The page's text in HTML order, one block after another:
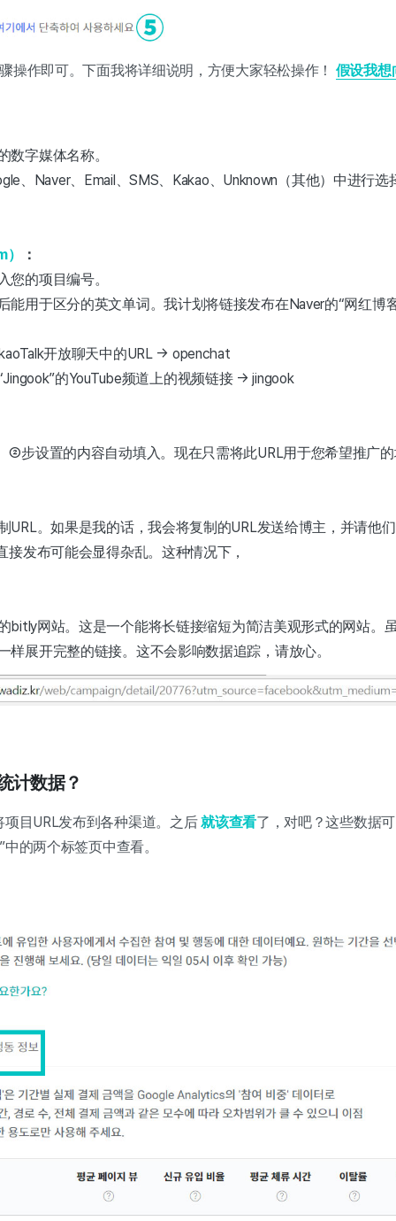
作即可。下面我将详细说明，方便大家轻松操作！ 假设我想
数字媒体名称。
、Naver、Email、SMS、Kakao、Unknown（其他）中进行选
：
您的项目编号。
能用于区分的英文单词。我计划将链接发布在Naver的“网红博
开放聊天中的URL → openchat
的YouTube频道上的视频链接 → jingook
②步设置的内容自动填入。现在只需将此URL用于您希望推广
URL。如果是我的话，我会将复制的URL发送给博主，并请他
接发布可能会显得杂乱。这种情况下，
bitly网站。这是一个能将长链接缩短为简洁美观形式的网站。
样展开完整的链接。这不会影响数据追踪，请放心。
计数据？
项目URL发布到各种渠道。之后就该查看了，对吧？这些数据
的两个标签页中查看。